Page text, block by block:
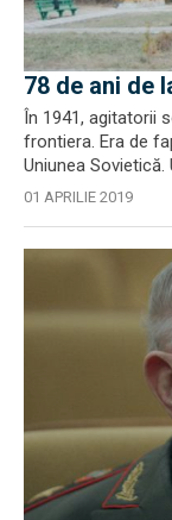
78 de ani de
În 1941, agitatorii
frontiera. Era de
Uniunea Sovietică.
01 APRILIE 2019